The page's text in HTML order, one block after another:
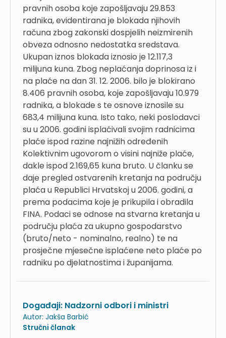
pravnih osoba koje zapošljavaju 29.853
radnika, evidentirana je blokada njihovih
računa zbog zakonski dospjelih neizmirenih
obveza odnosno nedostatka sredstava.
Ukupan iznos blokada iznosio je 12.117,3
milijuna kuna. Zbog neplaćanja doprinosa iz i
na plaće na dan 31. 12. 2006. bilo je blokirano
8.406 pravnih osoba, koje zapošljavaju 10.979
radnika, a blokade s te osnove iznosile su
683,4 milijuna kuna. Isto tako, neki poslodavci
su u 2006. godini isplaćivali svojim radnicima
plaće ispod razine najnižih određenih
Kolektivnim ugovorom o visini najniže plaće,
dakle ispod 2.169,65 kuna bruto. U članku se
daje pregled ostvarenih kretanja na području
plaća u Republici Hrvatskoj u 2006. godini, a
prema podacima koje je prikupila i obradila
FINA. Podaci se odnose na stvarna kretanja u
području plaća za ukupno gospodarstvo
(bruto/neto - nominalno, realno) te na
prosječne mjesečne isplaćene neto plaće po
radniku po djelatnostima i županijama.
Događaji: Nadzorni odbori i ministri
Autor: Jakša Barbić
Stručni članak